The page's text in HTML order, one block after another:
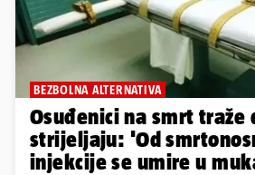
BEZBOLNA ALTERNATIVA
Osuđenici na smrt traže
strijeljaju: 'Od
injekcije se umire u